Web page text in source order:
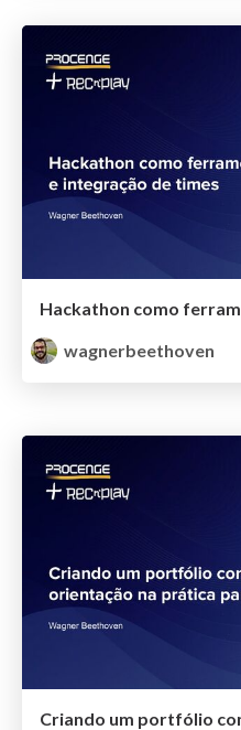
wagnerbeethoven